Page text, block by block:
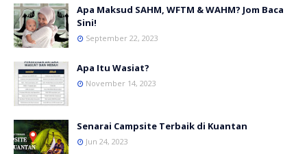
Apa Maksud SAHM, WFTM & WAHM? Jom Baca
Sini!
September 22, 2023
Apa Itu Wasiat?
November 14, 2023
Senarai Campsite Terbaik di Kuantan
Jun 24, 2023